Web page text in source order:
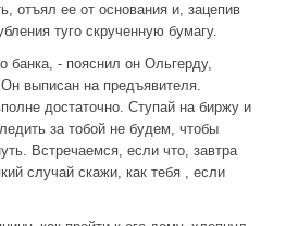
отъял ее от основания и, зацепив
туго скрученную бумагу.
банка, - пояснил он Ольгерду,
выписан на предъявителя.
достаточно. Ступай на биржу и
за тобой не будем, чтобы
Встречаемся, если что, завтра
случай скажи, как тебя , если